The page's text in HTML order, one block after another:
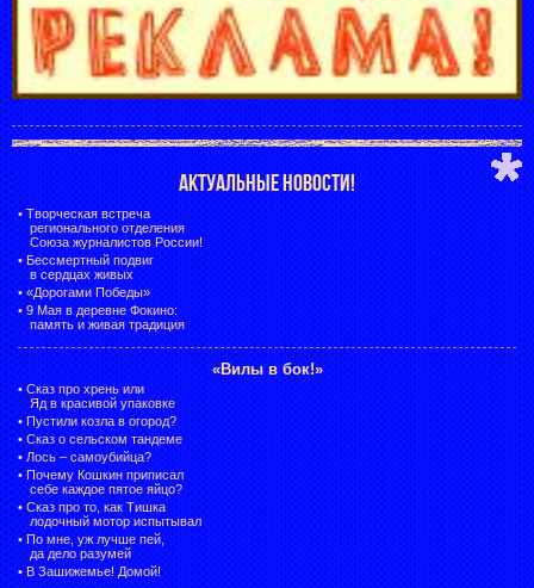
АКТУАЛЬНЫЕ НОВОСТИ!
• Творческая встреча
регионального отделения
Союза журналистов России!
• Бессмертный подвиг
в сердцах живых
• «Дорогами Победы»
• 9 Мая в деревне Фокино:
память и живая традиция
«Вилы в бок!»
• Сказ про хрень или
Яд в красивой упаковке
• Пустили козла в огород?
• Сказ о сельском тандеме
• Лось – самоубийца?
• Почему Кошкин приписал
себе каждое пятое яйцо?
• Сказ про то, как Тишка
лодочный мотор испытывал
• По мне, уж лучше пей,
да дело разумей
• В Зашижемье! Домой!